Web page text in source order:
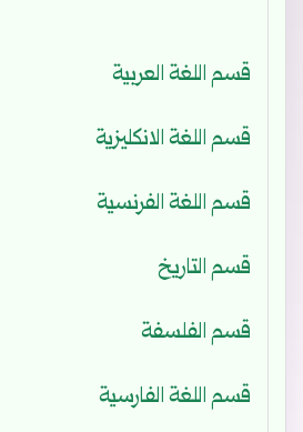
قسم اللغة العربية
قسم اللغة الانكليزية
قسم اللغة الفرنسية
قسم التاريخ
قسم الفلسفة
قسم اللغة الفارسية